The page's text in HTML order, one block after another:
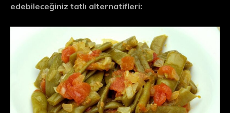
edebileceğiniz tatlı alternatifleri: